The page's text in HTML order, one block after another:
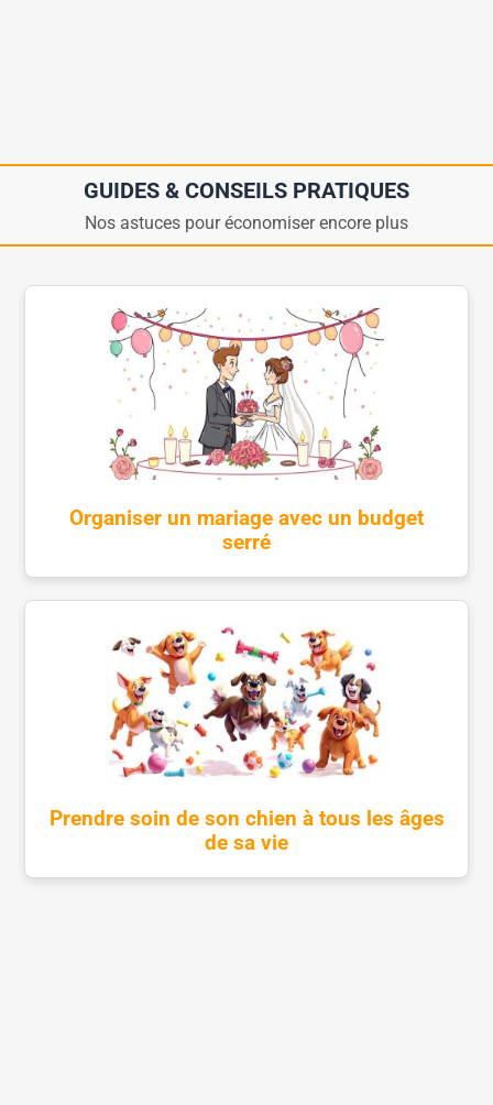
GUIDES & CONSEILS PRATIQUES
Nos astuces pour économiser encore plus
Organiser un mariage avec un budget
serré
Prendre soin de son chien à tous les âges
de sa vie